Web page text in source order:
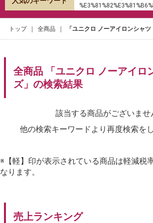
オードブル
成城石井
ケ
hu%E1%BB%B7 sms
sumad
diagnostic modalities at
maternity%2C ifako-ijaye
トップ 全商品 「ユニクロ ノーアイロンシャ
全商品 「ユニクロ ノーアイロ
ズ」の検索結果
該当する商品がございませ
他の検索キーワードより再度検索を
※【軽】印が表示されている商品は軽減税
なります。
売上ランキング